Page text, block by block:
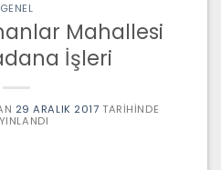
GENEL
Mahallesi
İşleri
29 ARALIK 2017 TARIHINDE